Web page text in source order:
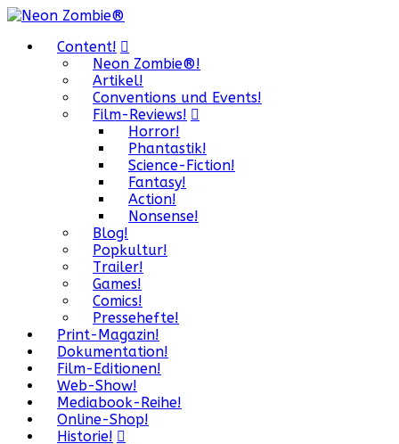
Content!
Neon Zombie®!
Artikel!
Conventions und Events!
Film-Reviews!
Horror!
Phantastik!
Science-Fiction!
Fantasy!
Action!
Nonsense!
Blog!
Popkultur!
Trailer!
Games!
Comics!
Pressehefte!
Print-Magazin!
Dokumentation!
Film-Editionen!
Web-Show!
Mediabook-Reihe!
Online-Shop!
Historie!